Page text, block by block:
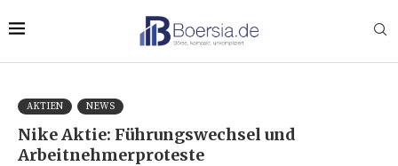
AKTIEN NEWS
Nike Aktie: Führungswechsel und
Arbeitnehmerproteste